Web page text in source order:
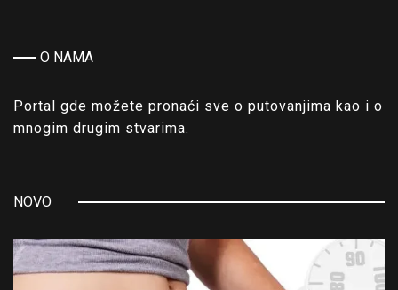
O NAMA
Portal gde možete pronaći sve o putovanjima kao i o
mnogim drugim stvarima.
NOVO